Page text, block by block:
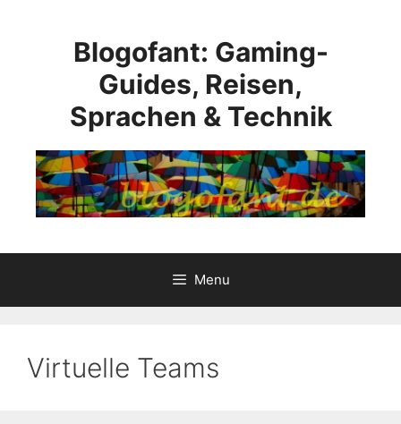
Blogofant: Gaming-
Guides, Reisen,
Sprachen & Technik
Menu
Virtuelle Teams